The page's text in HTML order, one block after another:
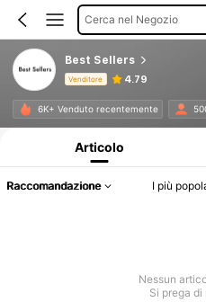
Cerca nel Negozio
Best Sellers
Venditore 4.79
6K+ Venduto recentemente
Articolo
Raccomandazione I più
Nessun
Si prega